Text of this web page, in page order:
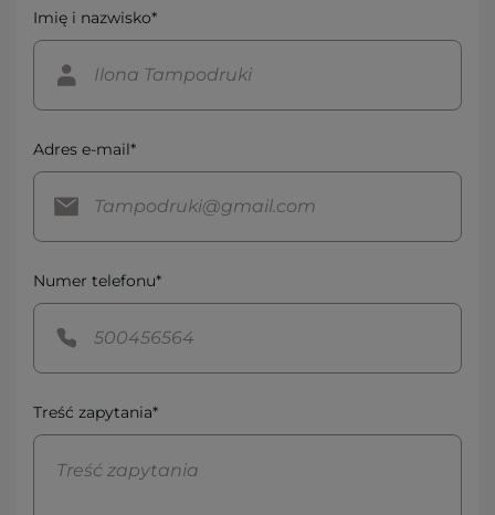
Imię i nazwisko*
Adres e-mail*
Numer telefonu*
Treść zapytania*